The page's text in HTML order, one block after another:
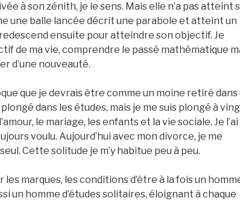
à son zénith, je le sens. Mais elle n’a pas atteint
une balle lancée décrit une parabole et atteint un
ensuite pour atteindre son objectif. Je
de ma vie, comprendre le passé mathématique
d’une nouveauté.
que je devrais être comme un moine retiré dans
dans les études, mais je me suis plongé à
le mariage, les enfants et la vie sociale. Je l’ai
voulu. Aujourd’hui avec mon divorce, je me
Cette solitude je m’y habitue peu à peu.
les marques, les conditions d’être à la fois un
un homme d’études solitaires, éloignant à chaque